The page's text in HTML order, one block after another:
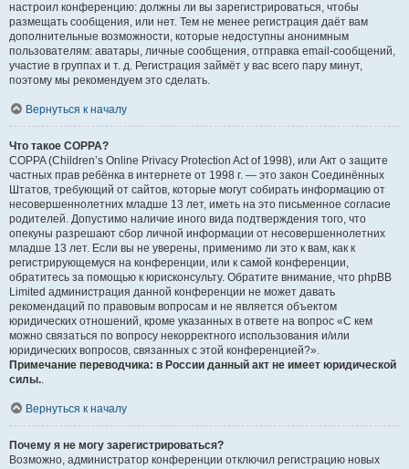
настроил конференцию: должны ли вы зарегистрироваться, чтобы
размещать сообщения, или нет. Тем не менее регистрация даёт вам
дополнительные возможности, которые недоступны анонимным
пользователям: аватары, личные сообщения, отправка email-сообщений,
участие в группах и т. д. Регистрация займёт у вас всего пару минут,
поэтому мы рекомендуем это сделать.
Вернуться к началу
Что такое COPPA?
COPPA (Children’s Online Privacy Protection Act of 1998), или Акт о защите
частных прав ребёнка в интернете от 1998 г. — это закон Соединённых
Штатов, требующий от сайтов, которые могут собирать информацию от
несовершеннолетних младше 13 лет, иметь на это письменное согласие
родителей. Допустимо наличие иного вида подтверждения того, что
опекуны разрешают сбор личной информации от несовершеннолетних
младше 13 лет. Если вы не уверены, применимо ли это к вам, как к
регистрирующемуся на конференции, или к самой конференции,
обратитесь за помощью к юрисконсульту. Обратите внимание, что phpBB
Limited администрация данной конференции не может давать
рекомендаций по правовым вопросам и не является объектом
юридических отношений, кроме указанных в ответе на вопрос «С кем
можно связаться по вопросу некорректного использования и/или
юридических вопросов, связанных с этой конференцией?».
Примечание переводчика: в России данный акт не имеет юридической
силы..
Вернуться к началу
Почему я не могу зарегистрироваться?
Возможно, администратор конференции отключил регистрацию новых